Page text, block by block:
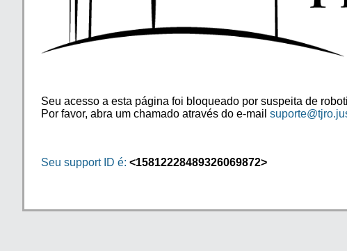
Seu acesso a esta página foi bloqueado por suspeita de
Por favor, abra um chamado através do e-mail
Seu support ID é: <15812228489326069872>